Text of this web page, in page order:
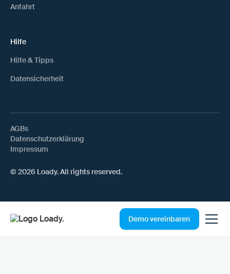
Anfahrt
Hilfe
Hilfe & Tipps
Datensicherheit
© 2026 Loady. All rights reserved.
AGBs
Datenschutzerklärung
Impressum
Demo vereinbaren